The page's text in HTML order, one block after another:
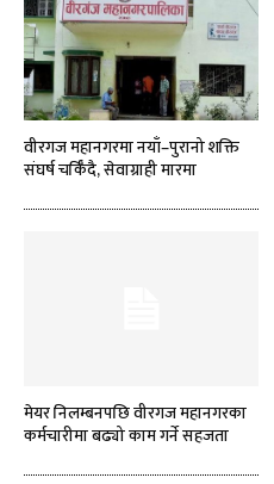
वीरगज महानगरमा नयाँ–पुरानो शक्ति
संघर्ष चर्किँदै, सेवाग्राही मारमा
मेयर निलम्बनपछि वीरगज महानगरका
कर्मचारीमा बढ्यो काम गर्ने सहजता